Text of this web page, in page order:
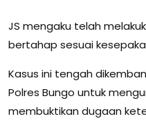
JS mengaku telah
bertahap sesuai
Kasus ini tengah
Polres Bungo untuk
membuktikan dugaan